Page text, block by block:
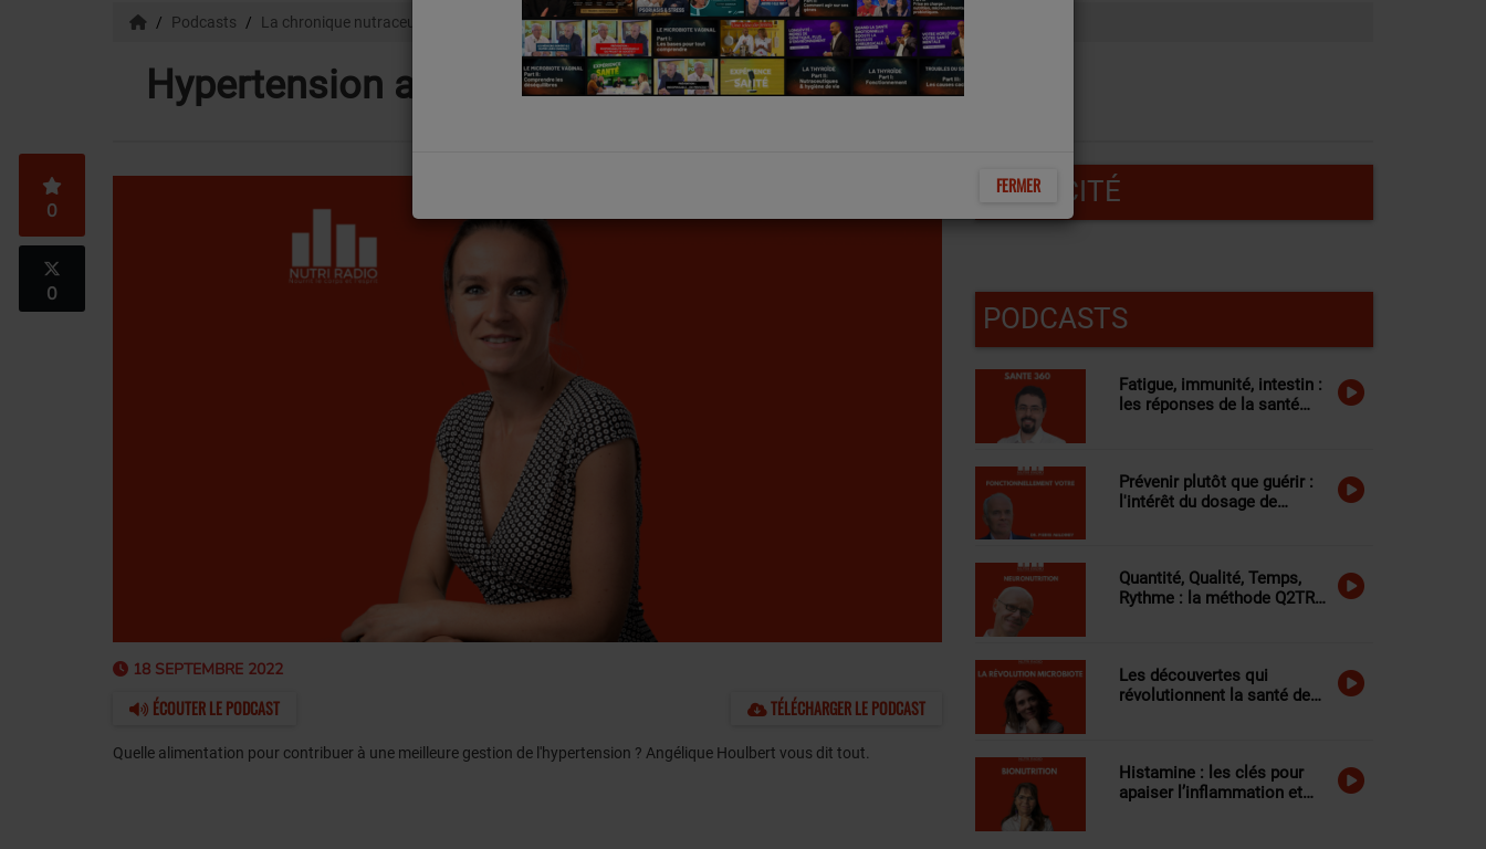
Podcasts La chronique nutraceutique d'Angélique Hypertension artérielle et alimentation
Hypertension artérielle et alimentation
0
0
18 SEPTEMBRE 2022
ÉCOUTER LE PODCAST TÉLÉCHARGER LE PODCAST
Quelle alimentation pour contribuer à une meilleure gestion de l'hypertension ? Angélique Houlbert vous dit tout.
PUBLICITÉ
PODCASTS
Fatigue, immunité, intestin :
les réponses de la santé
Prévenir plutôt que guérir :
l'intérêt du dosage de
Quantité, Qualité, Temps,
Rythme : la méthode Q2TR
Les découvertes qui
révolutionnent la santé de
Histamine : les clés pour
apaiser l’inflammation et
FERMER